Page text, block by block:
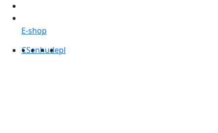
E-shop
CSenhudepl